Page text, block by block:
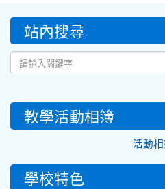
::: 站內搜尋
教學活動相簿
活動相
學校特色